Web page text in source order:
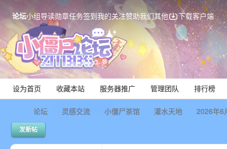
论坛小组导读勋章任务签到我的关注赞助我们其他 下载客户端
设为首页 收藏本站 服务器推广 管理团队 排行榜
论坛 灵感交流 小僵尸茶馆 灌水天地 2026年6
发新帖